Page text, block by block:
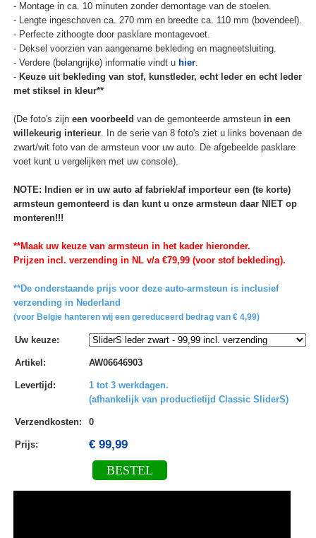
- Montage in ca. 10 minuten zonder demontage van de stoelen.
- Lengte ingeschoven ca. 270 mm en breedte ca. 110 mm (bovendeel).
- Perfecte zithoogte door pasklare montagevoet.
- Deksel voorzien van aangename bekleding en magneetsluiting.
- Verdere (belangrijke) informatie vindt u hier.
- Keuze uit bekleding van stof, kunstleder, echt leder en echt leder
met stiksel in kleur**
(De foto's zijn een voorbeeld van de gemonteerde armsteun in een
willekeurig interieur. In de serie van 8 foto's ziet u links bovenaan de
zwart/wit foto van de armsteun voor uw auto. De afgebeelde pasklare
voet kunt u vergelijken met uw console).
NOTE: Indien er in uw auto af fabriek/af importeur een (te korte)
armsteun gemonteerd is dan kunt u onze armsteun daar NIET op
monteren!!!
**Maak uw keuze van armsteun in het kader hieronder.
Prijzen incl. verzending in NL v/a €79,99 (voor stof bekleding).
**De onderstaande prijs voor deze auto-armsteun is inclusief
verzending in Nederland
(voor Belgie hanteren wij een gereduceerd bedrag van € 4,99)
Uw keuze:
Artikel : AW06646903
Levertijd :
1 tot 3 werkdagen.
(afhankelijk van productietijd Classic SliderS)
Verzendkosten: 0
Prijs: € 99,99
BESTEL